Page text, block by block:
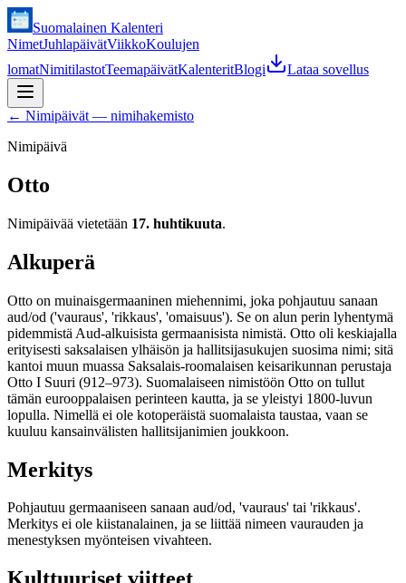
Suomalainen Kalenteri
NimetJuhlapäivätViikkoKoulujen
lomatNimitilastotTeemapäivätKalenteritBlogi Lataa sovellus
← Nimipäivät — nimihakemisto
Nimipäivä
Otto
Nimipäivää vietetään 17. huhtikuuta.
Alkuperä
Otto on muinaisgermaaninen miehennimi, joka pohjautuu sanaan
aud/od ('vauraus', 'rikkaus', 'omaisuus'). Se on alun perin lyhentymä
pidemmistä Aud-alkuisista germaanisista nimistä. Otto oli keskiajalla
erityisesti saksalaisen ylhäisön ja hallitsijasukujen suosima nimi; sitä
kantoi muun muassa Saksalais-roomalaisen keisarikunnan perustaja
Otto I Suuri (912–973). Suomalaiseen nimistöön Otto on tullut
tämän eurooppalaisen perinteen kautta, ja se yleistyi 1800-luvun
lopulla. Nimellä ei ole kotoperäistä suomalaista taustaa, vaan se
kuuluu kansainvälisten hallitsijanimien joukkoon.
Merkitys
Pohjautuu germaaniseen sanaan aud/od, 'vauraus' tai 'rikkaus'.
Merkitys ei ole kiistanalainen, ja se liittää nimeen vaurauden ja
menestyksen myönteisen vivahteen.